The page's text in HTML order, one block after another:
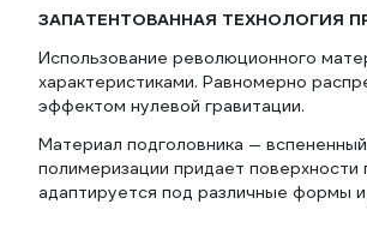
ЗАПАТЕНТОВАННАЯ ТЕХНОЛОГИЯ
Использование революционного
характеристиками. Равномерно
эффектом нулевой гравитации.
Материал подголовника —
полимеризации придает поверхности
адаптируется под различные формы